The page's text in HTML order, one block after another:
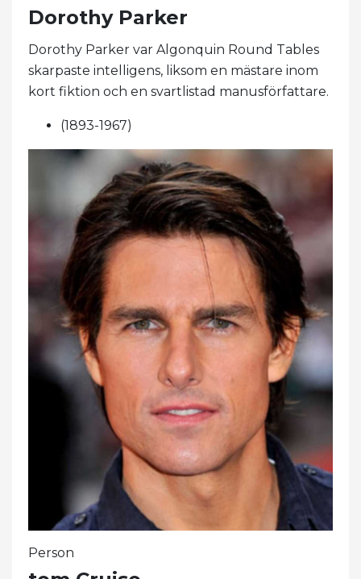
Dorothy Parker
Dorothy Parker var Algonquin Round Tables
skarpaste intelligens, liksom en mästare inom
kort fiktion och en svartlistad manusförfattare.
(1893-1967)
Person